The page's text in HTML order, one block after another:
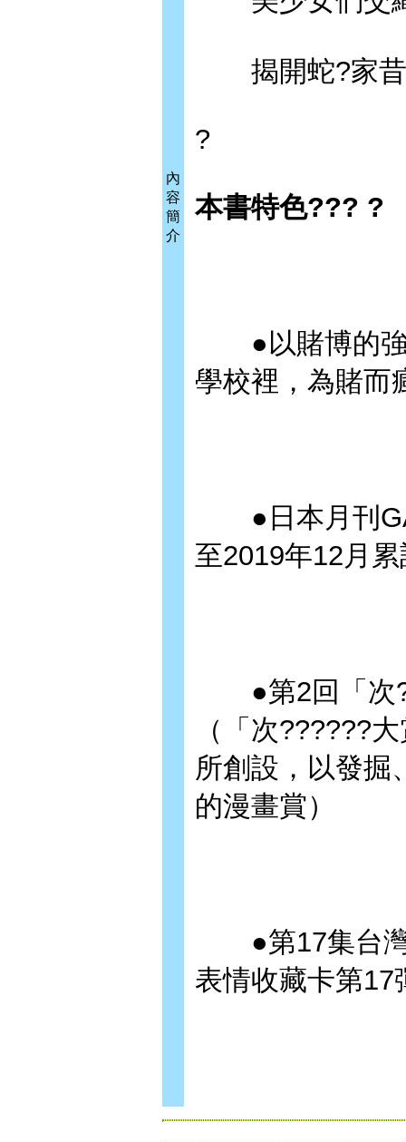
內
容
簡
介
揭開蛇?家昔
?
本書特色??? ?
●以賭博的強
學校裡，為賭而
●日本月刊
至2019年12月
●第2回「次
（「次??????
所創設，以發掘
的漫畫賞）
●第17集台灣
表情收藏卡第17